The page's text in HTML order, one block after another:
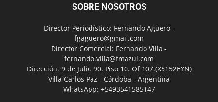
SOBRE NOSOTROS
Director Periodístico: Fernando Agüero -
fgaguero@gmail.com
Director Comercial: Fernando Villa -
fernando.villa@fmazul.com
Dirección: 9 de Julio 90. Piso 10. Of 107.(X5152EYN)
Villa Carlos Paz - Córdoba - Argentina
WhatsApp: +5493541585147